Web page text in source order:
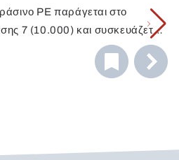
PE παράγεται στο
7 (10.000) και συσκευάζεται